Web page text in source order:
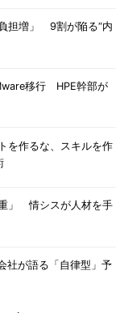
担増」 9割が陥る“内
移行 HPE幹部が
を作るな、スキルを作
」 情シスが人材を手
社が語る「自律型」予